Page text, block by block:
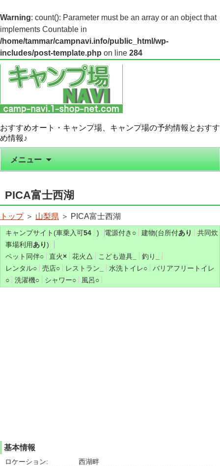
Warning: count(): Parameter must be an array or an object that
implements Countable in
/home/tammar/campnavi.info/public_html/wp-
includes/post-template.php on line 284
おすすめオート・キャンプ場、キャンプ場の予約情報とおすす
め情報♪
メニュー
PICA富士西湖
トップ＞ 山梨県 ＞ PICA富士西湖
キャンプサイト(車乗入可54 ) 電源付き ○ 建物(台所付あり
共同炊
事場利用あり)
ペット同伴○ 直火× 花火 △ こども遊具 釣り
レンタル○ 売店○ レストラン 水洗トイレ○
バリアフリートイレ
○
洗濯機○ シャワー○ 風呂○
基本情報
ロケーション:
西湖畔